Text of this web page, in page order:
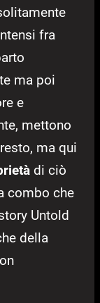
fra
ma poi
e
mettono
ma qui
di ciò
combo che
Untold
della